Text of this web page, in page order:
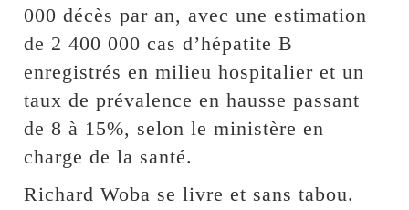
000 décès par an, avec une estimation
de 2 400 000 cas d’hépatite B
enregistrés en milieu hospitalier et un
taux de prévalence en hausse passant
de 8 à 15%, selon le ministère en
charge de la santé.
Richard Woba se livre et sans tabou.